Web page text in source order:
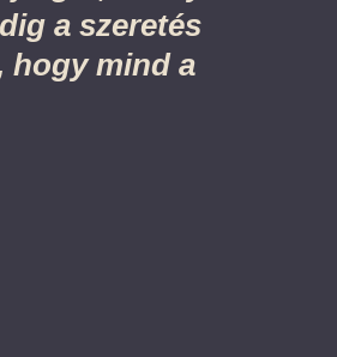
a szeretés
hogy mind a